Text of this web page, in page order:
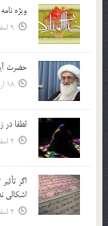
ویژه
9 اسفند 03
حضرت
18 اردیبهشت 98
لطفا در
2 اسفند 96
اگر
اشكالي
2 اسفند 96